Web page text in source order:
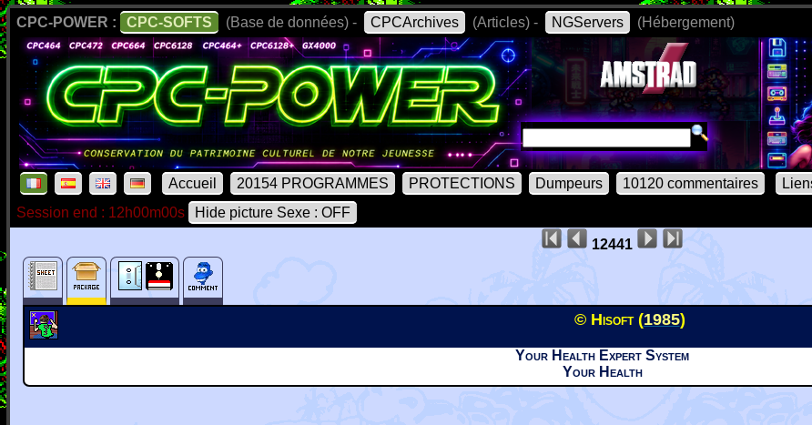
CPC-POWER : CPC-SOFTS (Base de données) - CPCArchives (Articles) - NGServers (Hébergement)
Accueil 20154 PROGRAMMES PROTECTIONS Dumpeurs 10120 commentaires
Session end : 12h00m00s
Hide picture Sexe : OFF
12441
© Hisoft (1985)
Your Health Expert System
Your Health